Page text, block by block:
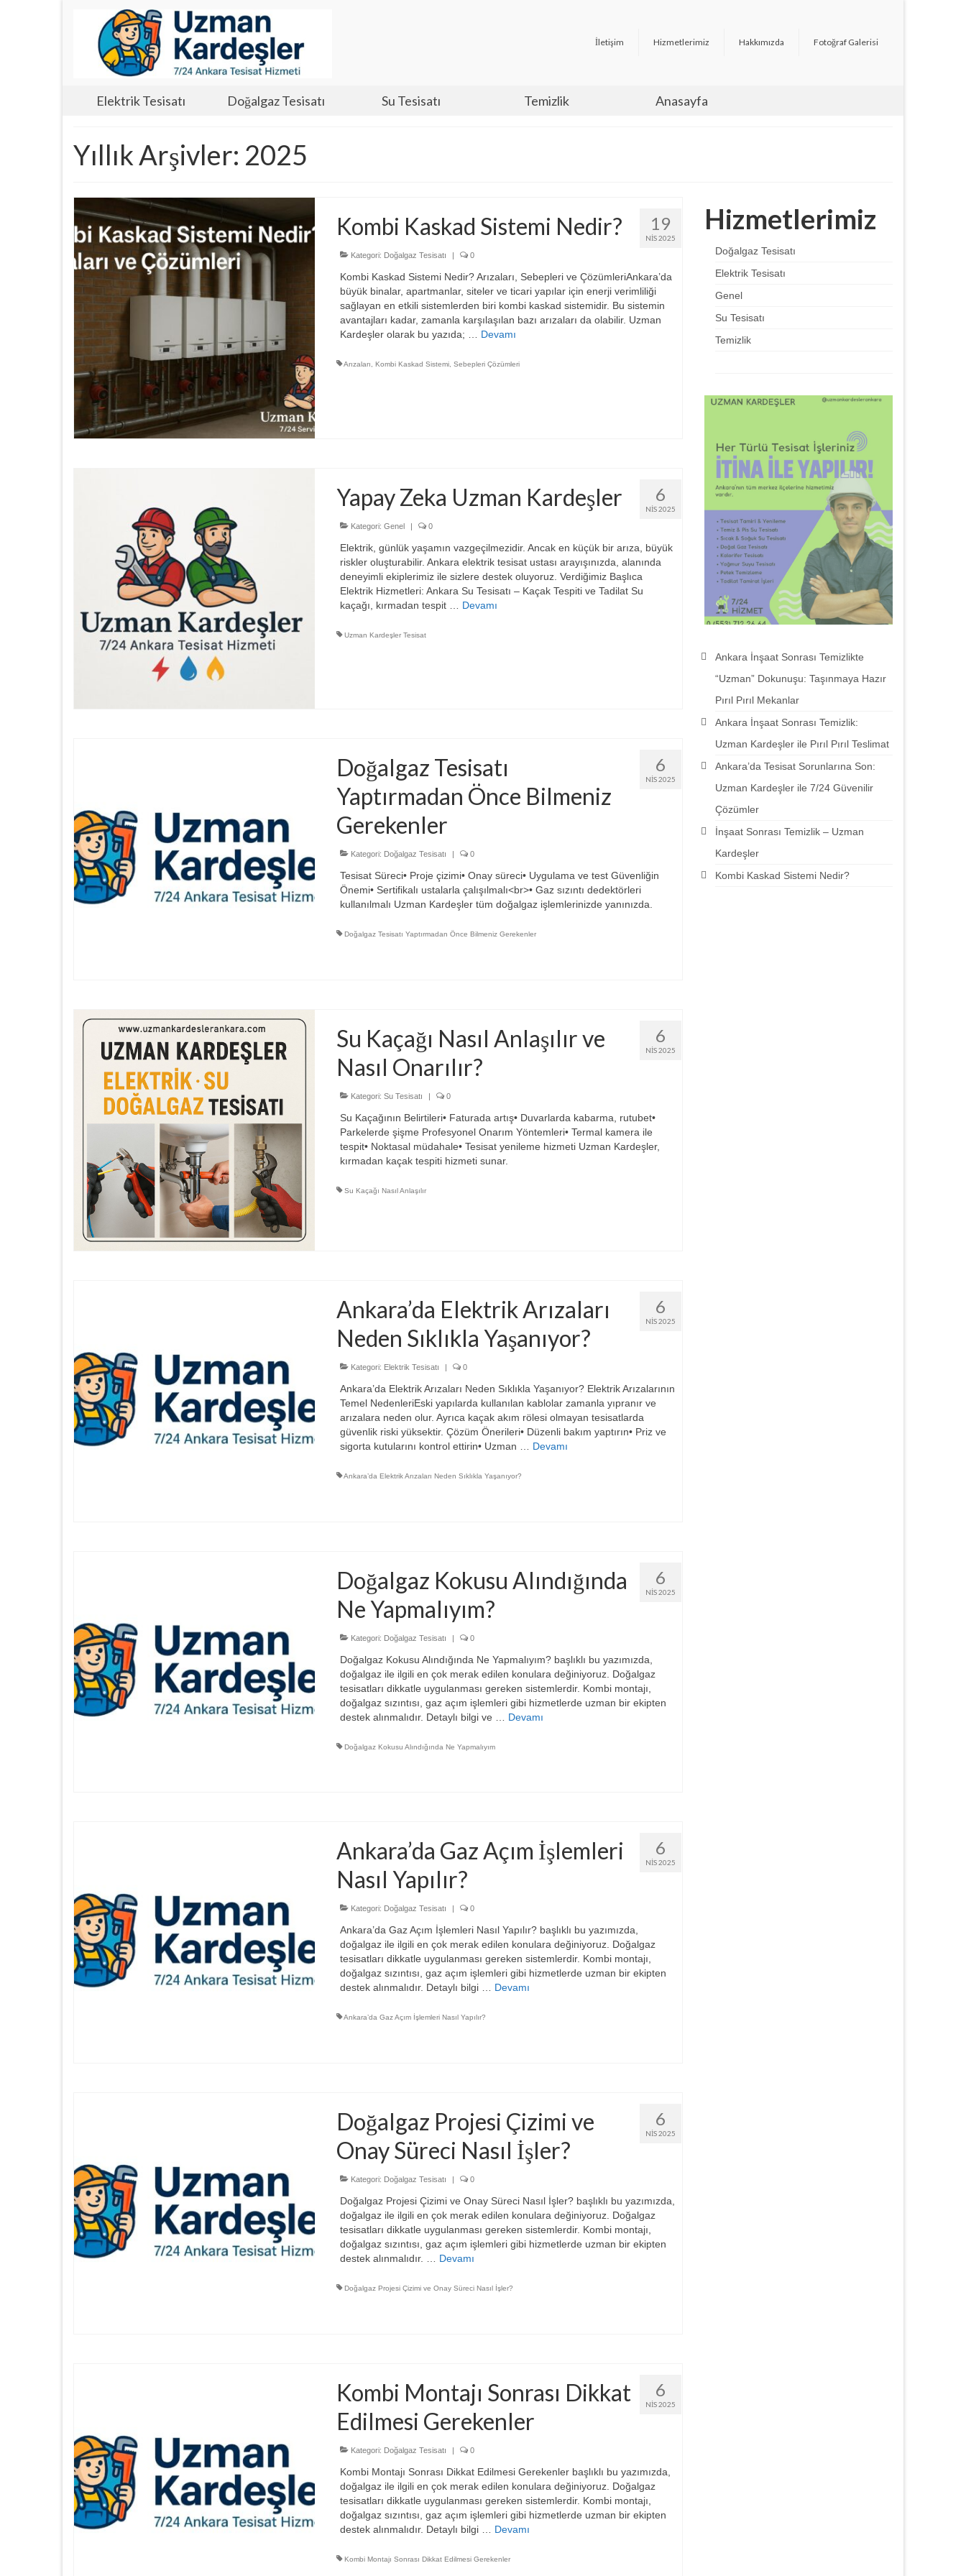
İletişim Hizmetlerimiz Hakkımızda Fotoğraf Galerisi
Elektrik Tesisatı Doğalgaz Tesisatı Su Tesisatı Temizlik Anasayfa
Yıllık Arşivler: 2025
19
NIS 2025
Kombi Kaskad Sistemi Nedir?
Kategori: Doğalgaz Tesisatı | 0
Kombi Kaskad Sistemi Nedir? Arızaları, Sebepleri ve ÇözümleriAnkara’da
büyük binalar, apartmanlar, siteler ve ticari yapılar için enerji verimliliği
sağlayan en etkili sistemlerden biri kombi kaskad sistemidir. Bu sistemin
avantajları kadar, zamanla karşılaşılan bazı arızaları da olabilir. Uzman
Kardeşler olarak bu yazıda; … Devamı
Arızaları Kombi Kaskad Sistemi, Sebepleri Çözümleri
6
NIS 2025
Yapay Zeka Uzman Kardeşler
Kategori: Genel | 0
Elektrik, günlük yaşamın vazgeçilmezidir. Ancak en küçük bir arıza, büyük
riskler oluşturabilir. Ankara elektrik tesisat ustası arayışınızda, alanında
deneyimli ekiplerimiz ile sizlere destek oluyoruz. Verdiğimiz Başlıca
Elektrik Hizmetleri: Ankara Su Tesisatı – Kaçak Tespiti ve Tadilat Su
kaçağı, kırmadan tespit … Devamı
Uzman Kardeşler Tesisat
6
NIS 2025
Doğalgaz Tesisatı
Yaptırmadan Önce Bilmeniz
Gerekenler
Kategori: Doğalgaz Tesisatı 0
Tesisat Süreci• Proje çizimi• Onay süreci• Uygulama ve test Güvenliğin
Önemi• Sertifikalı ustalarla çalışılmalı<br>• Gaz sızıntı dedektörleri
kullanılmalı Uzman Kardeşler tüm doğalgaz işlemlerinizde yanınızda.
Doğalgaz Tesisatı Yaptırmadan Önce Bilmeniz Gerekenler
6
NIS 2025
Su Kaçağı Nasıl Anlaşılır ve
Nasıl Onarılır?
Kategori: Su Tesisatı | 0
Su Kaçağının Belirtileri• Faturada artış• Duvarlarda kabarma, rutubet•
Parkelerde şişme Profesyonel Onarım Yöntemleri• Termal kamera ile
tespit• Noktasal müdahale• Tesisat yenileme hizmeti Uzman Kardeşler,
kırmadan kaçak tespiti hizmeti sunar.
Su Kaçağı Nasıl Anlaşılır
6
NIS 2025
Ankara’da Elektrik Arızaları
Neden Sıklıkla Yaşanıyor?
Kategori: Elektrik Tesisatı | 0
Ankara’da Elektrik Arızaları Neden Sıklıkla Yaşanıyor? Elektrik Arızalarının
Temel NedenleriEski yapılarda kullanılan kablolar zamanla yıpranır ve
arızalara neden olur. Ayrıca kaçak akım rölesi olmayan tesisatlarda
güvenlik riski yüksektir. Çözüm Önerileri• Düzenli bakım yaptırın• Priz ve
sigorta kutularını kontrol ettirin• Uzman … Devamı
Ankara’da Elektrik Arızaları Neden Sıklıkla Yaşanıyor?
6
NIS 2025
Doğalgaz Kokusu Alındığında
Ne Yapmalıyım?
Kategori: Doğalgaz Tesisatı | 0
Doğalgaz Kokusu Alındığında Ne Yapmalıyım? başlıklı bu yazımızda,
doğalgaz ile ilgili en çok merak edilen konulara değiniyoruz. Doğalgaz
tesisatları dikkatle uygulanması gereken sistemlerdir. Kombi montajı,
doğalgaz sızıntısı, gaz açım işlemleri gibi hizmetlerde uzman bir ekipten
destek alınmalıdır. Detaylı bilgi ve … Devamı
Doğalgaz Kokusu Alındığında Ne Yapmalıyım
6
NIS 2025
Ankara’da Gaz Açım İşlemleri
Nasıl Yapılır?
Kategori: Doğalgaz Tesisatı 0
Ankara’da Gaz Açım İşlemleri Nasıl Yapılır? başlıklı bu yazımızda,
doğalgaz ile ilgili en çok merak edilen konulara değiniyoruz. Doğalgaz
tesisatları dikkatle uygulanması gereken sistemlerdir. Kombi montajı,
doğalgaz sızıntısı, gaz açım işlemleri gibi hizmetlerde uzman bir ekipten
destek alınmalıdır. Detaylı bilgi … Devamı
Ankara’da Gaz Açım İşlemleri Nasıl Yapılır?
6
NIS 2025
Doğalgaz Projesi Çizimi ve
Onay Süreci Nasıl İşler?
Kategori: Doğalgaz Tesisatı 0
Doğalgaz Projesi Çizimi ve Onay Süreci Nasıl İşler? başlıklı bu yazımızda,
doğalgaz ile ilgili en çok merak edilen konulara değiniyoruz. Doğalgaz
tesisatları dikkatle uygulanması gereken sistemlerdir. Kombi montajı,
doğalgaz sızıntısı, gaz açım işlemleri gibi hizmetlerde uzman bir ekipten
destek alınmalıdır. … Devamı
Doğalgaz Projesi Çizimi ve Onay Süreci Nasıl İşler?
6
NIS 2025
Kombi Montajı Sonrası Dikkat
Edilmesi Gerekenler
Kategori: Doğalgaz Tesisatı | 0
Kombi Montajı Sonrası Dikkat Edilmesi Gerekenler başlıklı bu yazımızda,
doğalgaz ile ilgili en çok merak edilen konulara değiniyoruz. Doğalgaz
tesisatları dikkatle uygulanması gereken sistemlerdir. Kombi montajı,
doğalgaz sızıntısı, gaz açım işlemleri gibi hizmetlerde uzman bir ekipten
destek alınmalıdır. Detaylı bilgi … Devamı
Kombi Montajı Sonrası Dikkat Edilmesi Gerekenler
Hizmetlerimiz
Doğalgaz Tesisatı
Elektrik Tesisatı
Genel
Su Tesisatı
Temizlik
Ankara İnşaat Sonrası Temizlikte
“Uzman” Dokunuşu: Taşınmaya Hazır
Pırıl Pırıl Mekanlar
Ankara İnşaat Sonrası Temizlik:
Uzman Kardeşler ile Pırıl Pırıl Teslimat
Ankara’da Tesisat Sorunlarına Son:
Uzman Kardeşler ile 7/24 Güvenilir
Çözümler
İnşaat Sonrası Temizlik – Uzman
Kardeşler
Kombi Kaskad Sistemi Nedir?